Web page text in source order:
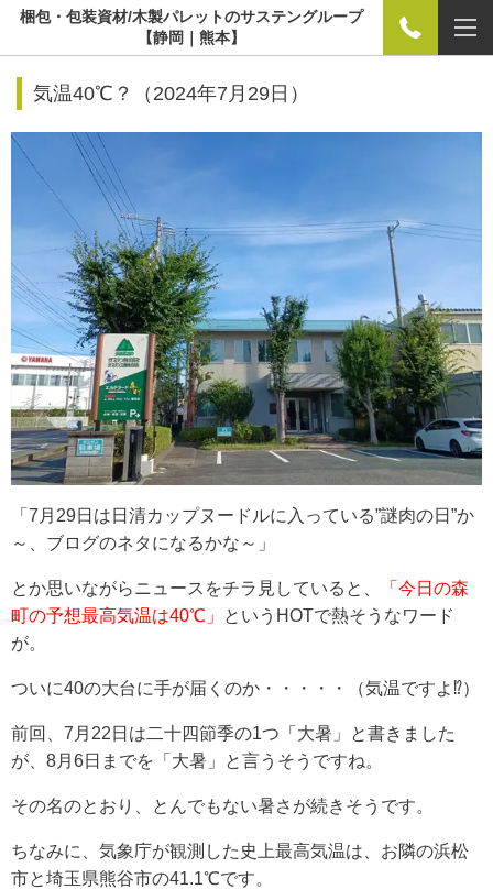
梱包・包装資材/木製パレットのサステングループ
【静岡｜熊本】
気温40℃？ （ 2024年7月29日）
「7月29日は日清カップヌードルに入っている”謎肉の日”か
～、ブログのネタになるかな～」
とか思いながらニュースをチラ見していると、
「今日の森
町の予想最高気温は40℃」
というHOTで熱そうなワード
が。
ついに40の大台に手が届くのか・・・・・（気温ですよ⁉）
前回、7月22日は二十四節季の1つ「大暑」と書きました
が、8月6日までを「大暑」と言うそうですね。
その名のとおり、とんでもない暑さが続きそうです。
ちなみに、気象庁が観測した史上最高気温は、お隣の浜松
市と埼玉県熊谷市の41.1℃です。